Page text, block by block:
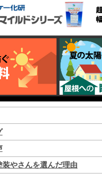
装やさんを選んだ理由